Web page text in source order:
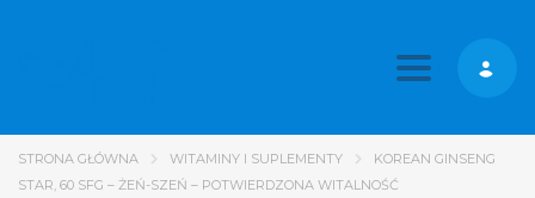
Toggle
STRONA GŁÓWNA WITAMINY I SUPLEMENTY
KOREAN GINSENG
STAR, 60 SFG – ŻEŃ-SZEŃ – POTWIERDZONA WITALNOŚĆ